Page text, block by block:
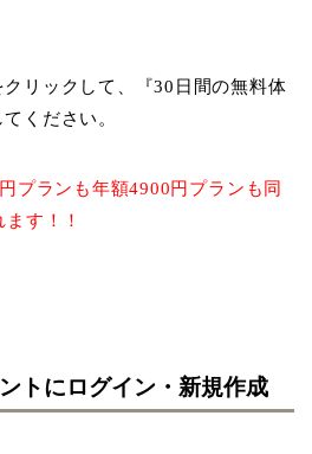
クリックして、『30日間の無料体
ください。
プランも年額4900円プランも同
す！！
トにログイン・新規作成